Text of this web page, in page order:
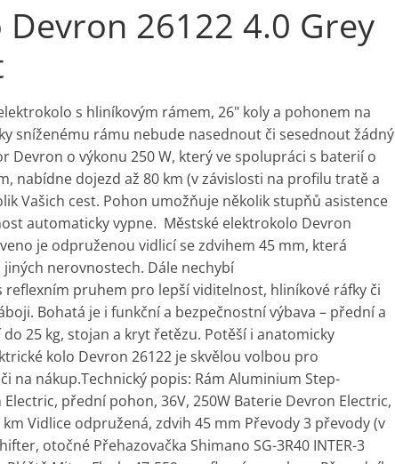
26122 4.0 Grey
s hliníkovým rámem, 26" koly a pohonem na
sníženému rámu nebude nasednout či sesednout žádný
o výkonu 250 W, který ve spolupráci s baterií o
nabídne dojezd až 80 km (v závislosti na profilu tratě a
Vašich cest. Pohon umožňuje několik stupňů asistence
automaticky vypne. Městské elektrokolo Devron
je odpruženou vidlicí se zdvihem 45 mm, která
nerovnostech. Dále nechybí
pruhem pro lepší viditelnost, hliníkové ráfky či
Bohatá je i funkční a bezpečnostní výbava – přední a
25 kg, stojan a kryt řetězu. Potěší i anatomicky
kolo Devron 26122 je skvělou volbou pro
na nákup.Technický popis: Rám Aluminium Step-
přední pohon, 36V, 250W Baterie Devron Electric,
Vidlice odpružená, zdvih 45 mm Převody 3 převody (v
otočné Přehazovačka Shimano SG-3R40 INTER-3